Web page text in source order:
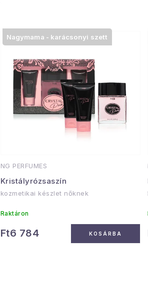
NG PERFUMES
Kristályrózsaszín
Nagymama - karácsonyi szett
kozmetikai készlet nőknek
Raktáron
Ft6 784 KOSÁRBA